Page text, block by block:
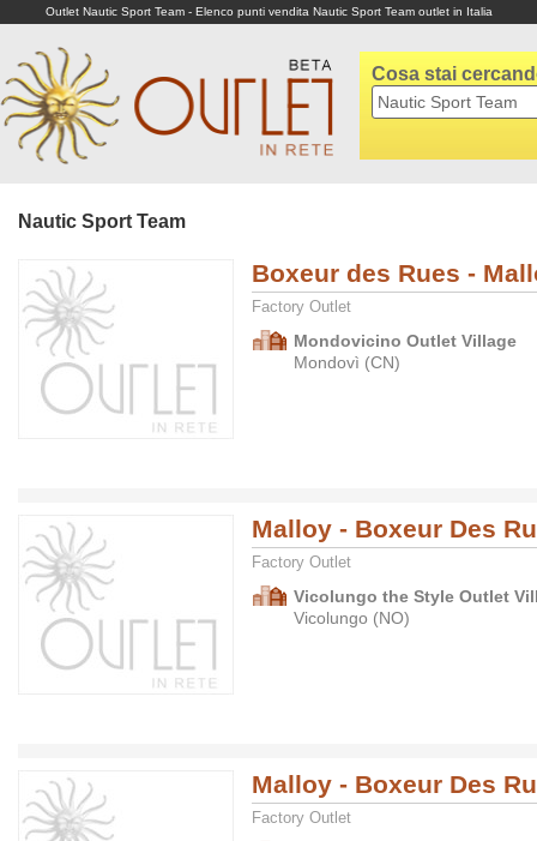
Outlet Nautic Sport Team - Elenco punti vendita Nautic Sport Team outlet in Italia
Cosa stai
Nautic Sport Team
Boxeur des Rues -
Factory Outlet
Mondovicino Outlet Village
Mondovì (CN)
Malloy - Boxeur Des
Factory Outlet
Vicolungo the Style Outlet
Vicolungo (NO)
Malloy - Boxeur Des
Factory Outlet